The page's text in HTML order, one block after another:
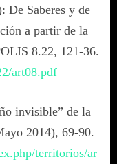
De Saberes y de
a partir de la
8.22, 121-36.
art08.pdf
invisible” de la
2014), 69-90.
territorios/ar